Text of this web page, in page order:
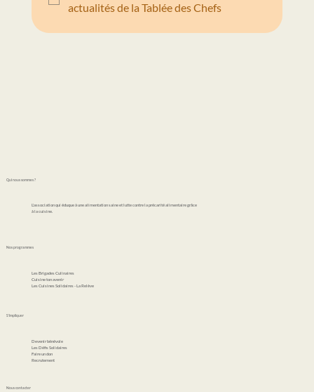
actualités de la Tablée des Chefs
Qui nous sommes ?
L'association qui éduque à une alimentation saine et lutte contre la précarité alimentaire grâce
à la cuisine.
Nos programmes
Les Brigades Culinaires
Cuisine ton avenir
Les Cuisines Solidaires - La Relève
S'impliquer
Devenir bénévole
Les Défis Solidaires
Faire un don
Recrutement
Nous contacter